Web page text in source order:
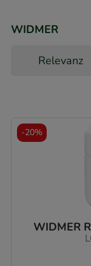
WIDMER
WIDMER
-20%